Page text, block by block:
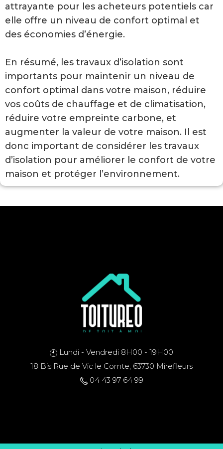
attrayante pour les acheteurs potentiels car
elle offre un niveau de confort optimal et
des économies d’énergie.
En résumé, les travaux d’isolation sont
importants pour maintenir un niveau de
confort optimal dans votre maison, réduire
vos coûts de chauffage et de climatisation,
réduire votre empreinte carbone, et
augmenter la valeur de votre maison. Il est
donc important de considérer les travaux
d’isolation pour améliorer le confort de votre
maison et protéger l’environnement.
Lundi - Vendredi 8H00 - 19H00
18 Bis Rue de Vic le Comte, 63730 Mirefleurs
04 43 97 64 99